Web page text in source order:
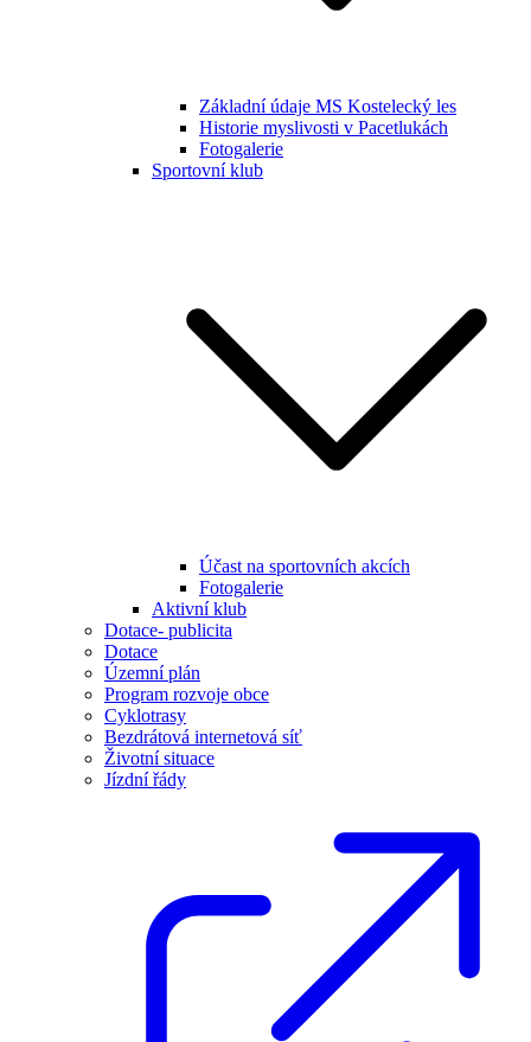
Základní údaje MS Kostelecký les
Historie myslivosti v Pacetlukách
Fotogalerie
Sportovní klub
Účast na sportovních akcích
Fotogalerie
Aktivní klub
Dotace- publicita
Dotace
Územní plán
Program rozvoje obce
Cyklotrasy
Bezdrátová internetová síť
Životní situace
Jízdní řády